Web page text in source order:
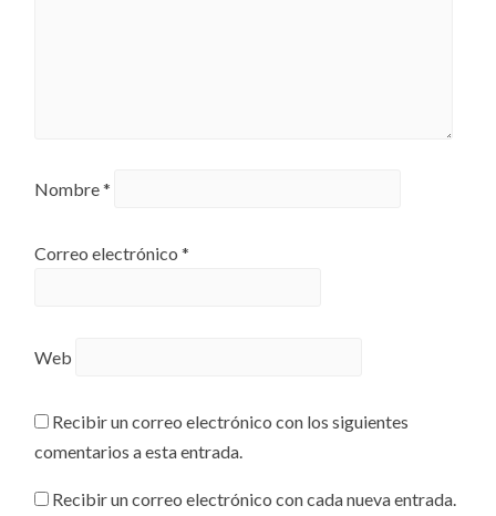
Nombre*
Correo electrónico*
Web
Recibir un correo electrónico con los siguientes
comentarios a esta entrada.
Recibir un correo electrónico con cada nueva entrada.